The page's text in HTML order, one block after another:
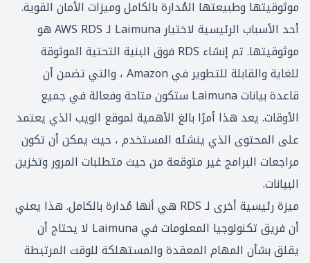
موثوقيتها وطبيعتها المُدارة بالكامل وميزات الأمان القوية.
أحد الأسباب الرئيسية لاختيار Laimuna لـ AWS RDS هو
موثوقيتها. تم إنشاء RDS فوق البنية التحتية الموثوقة
للغاية والقابلة للتطوير في Amazon ، والتي تضمن أن
قاعدة بيانات Laimuna ستكون متاحة وفعالة في جميع
الأوقات. يعد هذا أمرًا بالغ الأهمية لموقع الويب الذي يعتمد
على المحتوى الذي ينشئه المستخدم ، حيث يمكن أن تكون
مراجعات البرامج غير متوقعة من حيث متطلبات المرور وتخزين
البيانات.
ميزة رئيسية أخرى لـ RDS هي أنها مُدارة بالكامل. هذا يعني
أن فريق تكنولوجيا المعلومات في Laimuna لا يحتاج أن
يقلق بشأن المهام المعقدة والمستهلكة للوقت المرتبطة